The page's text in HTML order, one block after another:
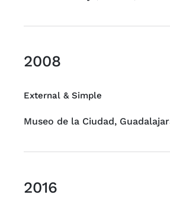
2008
External & Simple
Museo de la Ciudad,
2016